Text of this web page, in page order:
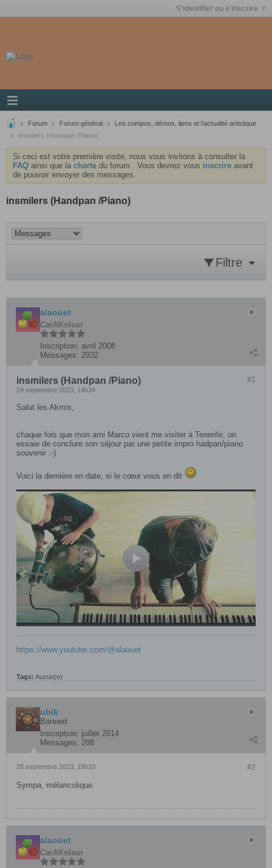
S'identifier ou s'inscrire
Forum Forum général
Les compos, démos, liens et l'actualité artistique
insmilers (Handpan /Piano)
Si ceci est votre première visite, nous vous invitons à consulter la
FAQ ainsi que la charte du forum . Vous devrez vous inscrire avant
de pouvoir envoyer des messages.
insmilers (Handpan /Piano)
Filtre
alaouet
CarAKoleur
Inscription: avril 2008
Messages: 2932
#1
insmilers (Handpan /Piano)
24 septembre 2023, 14h34
Salut les Akmis,
chaque fois que mon ami Marco vient me visiter à Tenerife, on
essaie de conclure son séjour par une petite impro hadpan/piano
souvenir :-)
Voici la dernière en date, si le cœur vous en dit
https://www.youtube.com/@alaouet
Tags: Aucun(e)
ubik
Banned
Inscription: juillet 2014
Messages: 288
#2
28 septembre 2023, 18h10
Sympa, mélancolique.
alaouet
CarAKoleur